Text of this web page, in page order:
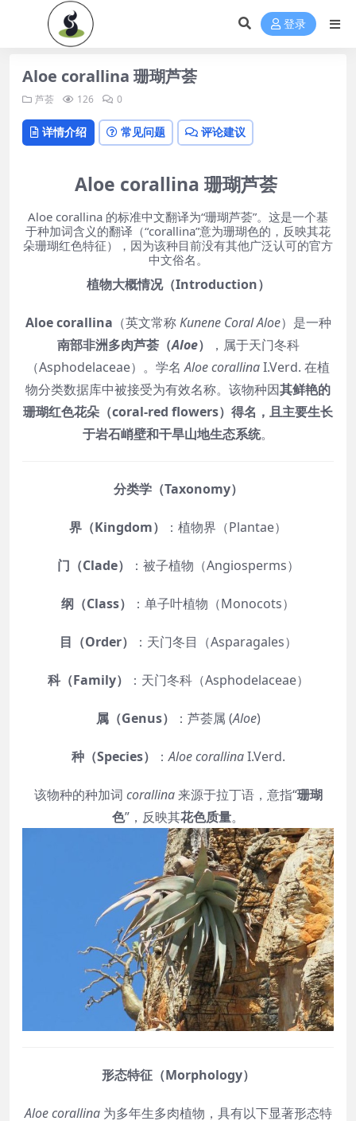
登录
Aloe corallina 珊瑚芦荟
芦荟 126 0
详情介绍 常见问题 评论建议
Aloe corallina 珊瑚芦荟
Aloe corallina 的标准中文翻译为“珊瑚芦荟”。这是一个基
于种加词含义的翻译（“corallina”意为珊瑚色的，反映其花
朵珊瑚红色特征），因为该种目前没有其他广泛认可的官方
中文俗名。
植物大概情况（Introduction）
Aloe corallina （英文常称Kunene Coral Aloe）是一种
南部非洲多肉芦荟（Aloe）
，属于天门冬科
（Asphodelaceae）。学名Aloe corallinaI.Verd. 在植
物分类数据库中被接受为有效名称。该物种因其鲜艳的
珊瑚红色花朵（coral-red flowers）得名，且主要生长
于岩石峭壁和干旱山地生态系统。
分类学（Taxonomy）
界（Kingdom） ：植物界（Plantae）
门（Clade） ：被子植物（Angiosperms）
纲（Class） ：单子叶植物（Monocots）
目（Order） ：天门冬目（Asparagales）
科（Family） ：天门冬科（Asphodelaceae）
属（Genus） ：芦荟属 (Aloe)
种（Species） ：Aloe corallinaI.Verd.
该物种的种加词 corallina来源于拉丁语，意指“珊瑚
色”，反映其花色质量。
形态特征（Morphology）
Aloe corallina为多年生多肉植物，具有以下显著形态特